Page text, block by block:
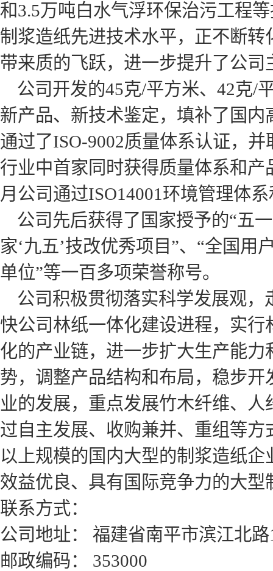
和3.5万吨白水气浮环保治污工程
制浆造纸先进技术水平，正不断
带来质的飞跃，进一步提升了公
公司开发的45克/平方米、42克/
新产品、新技术鉴定，填补了国
通过了ISO-9002质量体系认证，
行业中首家同时获得质量体系和
月公司通过ISO14001环境管理体
公司先后获得了国家授予的“五
家‘九五’技改优秀项目”、“全国用
单位”等一百多项荣誉称号。
公司积极贯彻落实科学发展观，
快公司林纸一体化建设进程，实
化的产业链，进一步扩大生产能
势，调整产品结构和布局，稳步
业的发展，重点发展竹木纤维、
过自主发展、收购兼并、重组等
以上规模的国内大型的制浆造纸
效益优良、具有国际竞争力的大型
联系方式：
公司地址： 福建省南平市滨江北路
邮政编码： 353000